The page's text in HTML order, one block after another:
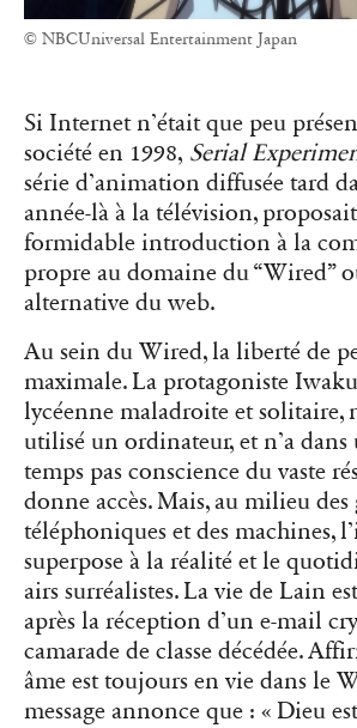
© NBCUniversal Entertainment Japan
Si Internet n’était que peu
société en 1998, Serial
série d’animation diffusée tard
année-là à la télévision,
formidable introduction à la
propre au domaine du “Wired”
alternative du web.
Au sein du Wired, la liberté de
maximale. La protagoniste
lycéenne maladroite et solitaire,
utilisé un ordinateur, et n’a
temps pas conscience du vaste
donne accès. Mais, au milieu des
téléphoniques et des machines,
superpose à la réalité et le
airs surréalistes. La vie de Lain
après la réception d’un e-mail
camarade de classe décédée.
âme est toujours en vie dans le
message annonce que : « Dieu